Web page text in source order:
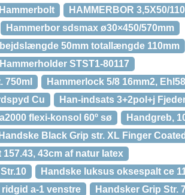
Hammerbolt
HAMMERBOR 3,5X50/
Hammerbor sdsmax ø30×450/570mm
50mm totallængde 110mm
Hammerholder STST1-80117
750ml
Hammerlock 5/8 16mm2,
Cu
Han-indsats 3+2pol+j
flexi-konsol 60º sø
Handgreb,
Handske Black Grip str. XL Finger
43cm af natur latex
Handske luksus oksespalt ce
ridgid a-1 venstre
Handsker Grip Str.